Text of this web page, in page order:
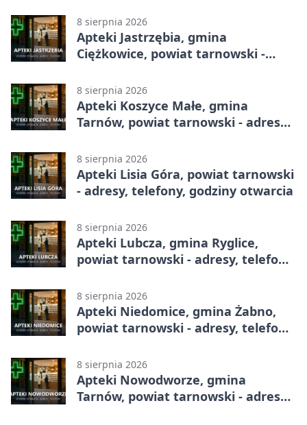
8 sierpnia 2026
Apteki Jastrzębia, gmina
Ciężkowice, powiat tarnowski -
8 sierpnia 2026
Apteki Koszyce Małe, gmina
Tarnów, powiat tarnowski - adresy,
8 sierpnia 2026
Apteki Lisia Góra, powiat tarnowski
- adresy, telefony, godziny otwarcia
8 sierpnia 2026
Apteki Lubcza, gmina Ryglice,
powiat tarnowski - adresy, telefony,
8 sierpnia 2026
Apteki Niedomice, gmina Żabno,
powiat tarnowski - adresy, telefony,
8 sierpnia 2026
Apteki Nowodworze, gmina
Tarnów, powiat tarnowski - adresy,